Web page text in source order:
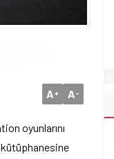
A+ A-
oyunlarını
kütüphanesine